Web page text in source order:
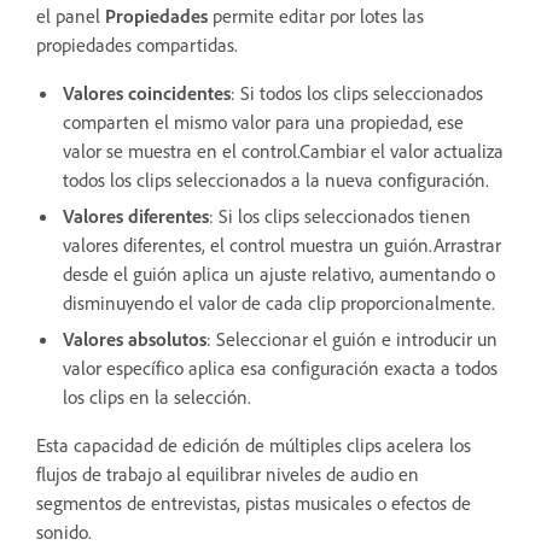
el panel Propiedades permite editar por lotes las
propiedades compartidas.
Valores coincidentes: Si todos los clips seleccionados
comparten el mismo valor para una propiedad, ese
valor se muestra en el control.Cambiar el valor actualiza
todos los clips seleccionados a la nueva configuración.
Valores diferentes: Si los clips seleccionados tienen
valores diferentes, el control muestra un guión.Arrastrar
desde el guión aplica un ajuste relativo, aumentando o
disminuyendo el valor de cada clip proporcionalmente.
Valores absolutos: Seleccionar el guión e introducir un
valor específico aplica esa configuración exacta a todos
los clips en la selección.
Esta capacidad de edición de múltiples clips acelera los
flujos de trabajo al equilibrar niveles de audio en
segmentos de entrevistas, pistas musicales o efectos de
sonido.